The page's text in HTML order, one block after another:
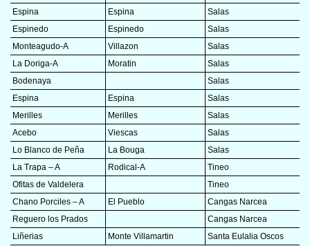
Espina
Espina
Salas
Espinedo
Espinedo
Salas
Monteagudo-A
Villazon
Salas
La Doriga-A
Moratin
Salas
Bodenaya
Salas
Espina
Espina
Salas
Merilles
Merilles
Salas
Acebo
Viescas
Salas
Lo Blanco de Peña
La Bouga
Salas
La Trapa – A
Rodical-A
Tineo
Ofitas de Valdelera
Tineo
Chano Porciles – A
El Pueblo
Cangas Narcea
Reguero los Prados
Cangas Narcea
Liñerias
Monte Villamartin Santa Eulalia Oscos